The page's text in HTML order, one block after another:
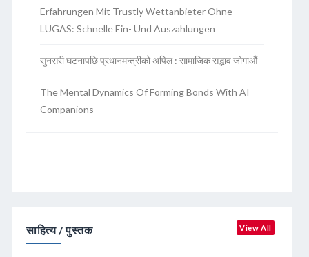
Erfahrungen Mit Trustly Wettanbieter Ohne
LUGAS: Schnelle Ein- Und Auszahlungen
सुनसरी घटनापछि प्रधानमन्त्रीको अपिल : सामाजिक सद्भाव जोगाऔं
The Mental Dynamics Of Forming Bonds With AI
Companions
साहित्य / पुस्तक View All